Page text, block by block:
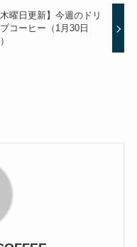
木曜日更新】今週のドリ
コーヒー（1月30日